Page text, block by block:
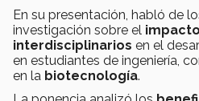
En su presentación, habló de
investigación sobre el impacto
interdisciplinarios en el
en estudiantes de ingeniería,
en la biotecnología.